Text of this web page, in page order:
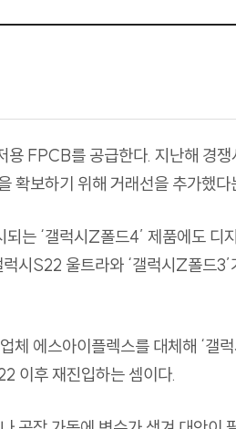
용 FPCB를 공급한다. 지난해 경
확보하기 위해 거래선을 추가했
되는 ‘갤럭시 Z폴드4’ 제품에도 디
시 S22 울트라와 ‘갤럭시 Z폴드3’
업체 에스아이플렉스를 대체해 ‘갤
이후 재진입하는 셈이다.